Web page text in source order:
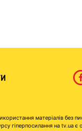
матеріалів без
гіперпосилання на tv.ua є